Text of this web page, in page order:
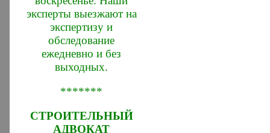
эксперты выезжают на
экспертизу и
обследование
ежедневно и без
выходных.
*******
СТРОИТЕЛЬНЫЙ
АДВОКАТ